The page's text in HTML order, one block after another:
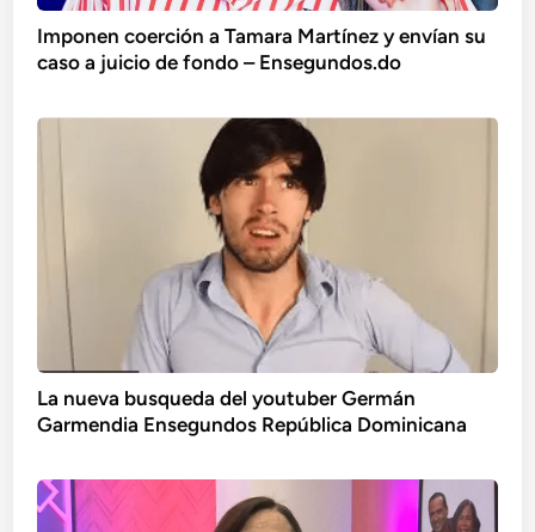
Imponen coerción a Tamara Martínez y envían su
caso a juicio de fondo – Ensegundos.do
La nueva busqueda del youtuber Germán
Garmendia Ensegundos República Dominicana